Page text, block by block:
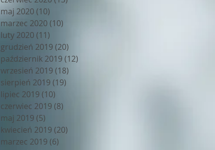
maj 2020 (10)
marzec 2020 (10)
luty 2020 (11)
grudzień 2019 (20)
październik 2019 (12)
wrzesień 2019 (18)
sierpień 2019 (19)
lipiec 2019 (10)
czerwiec 2019 (8)
maj 2019 (5)
kwiecień 2019 (20)
marzec 2019 (6)